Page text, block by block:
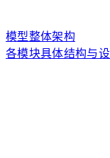
模型整体架构
各模块具体结构与